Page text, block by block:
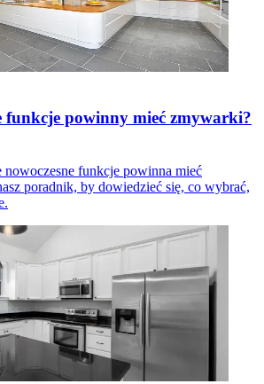
funkcje powinny mieć zmywarki?
nowoczesne funkcje powinna mieć
poradnik, by dowiedzieć się, co wybrać,